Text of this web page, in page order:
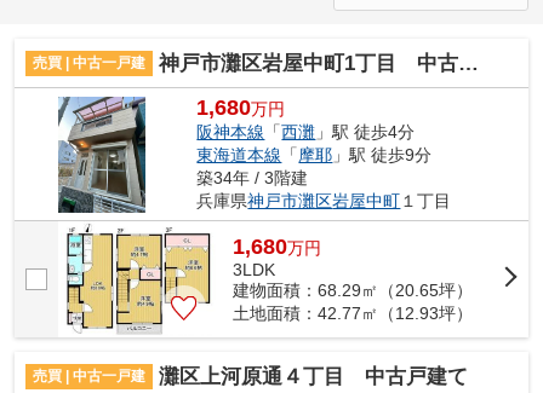
売買 | 中古一戸建 神戸市灘区岩屋中町1丁目 中古戸建て
1,680万円
阪神本線 「西灘 」駅 徒歩4分
東海道本線 「摩耶 」駅 徒歩9分
築34年 / 3階建
兵庫県神戸市灘区岩屋中町１丁目
1,680万円
3LDK
建物面積：68.29㎡（20.65坪）
土地面積：42.77㎡（12.93坪）
売買 | 中古一戸建 灘区上河原通４丁目 中古戸建て